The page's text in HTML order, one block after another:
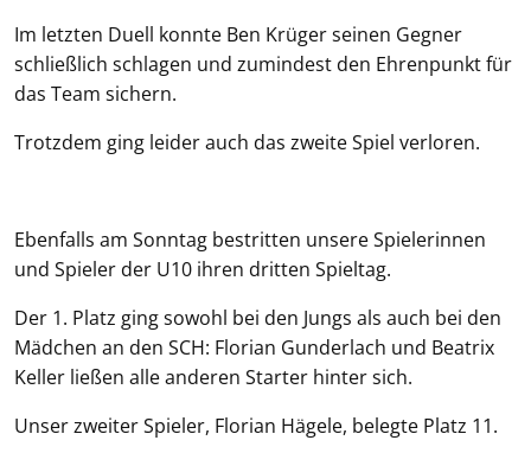
Im letzten Duell konnte Ben Krüger seinen Gegner
schließlich schlagen und zumindest den Ehrenpunkt für
das Team sichern.
Trotzdem ging leider auch das zweite Spiel verloren.
Ebenfalls am Sonntag bestritten unsere Spielerinnen
und Spieler der U10 ihren dritten Spieltag.
Der 1. Platz ging sowohl bei den Jungs als auch bei den
Mädchen an den SCH: Florian Gunderlach und Beatrix
Keller ließen alle anderen Starter hinter sich.
Unser zweiter Spieler, Florian Hägele, belegte Platz 11.